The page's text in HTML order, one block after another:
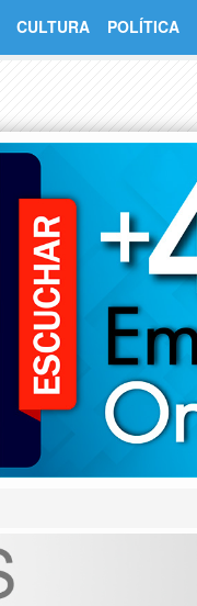
CULTURA POLÍTICA